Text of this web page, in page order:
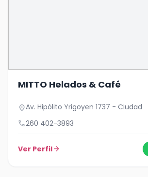
MITTO Helados & Café
location_onAv. Hipólito Yrigoyen 1737 - Ciudad
call260 402-3893
Ver Perfilarrow_forward